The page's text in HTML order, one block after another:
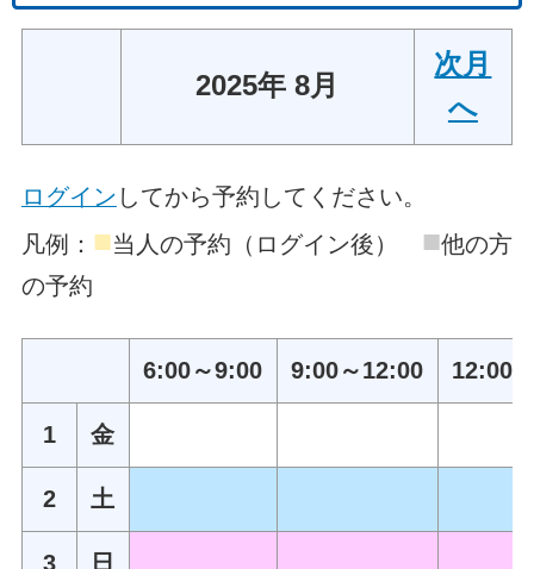
2025年 8月
次月
へ
ログイン してから予約してください。
凡例： ■当人の予約（ログイン後） ■他の方
の予約
6:00～9:00 9:00～12:00 12:00
1 金
2 土
3 日